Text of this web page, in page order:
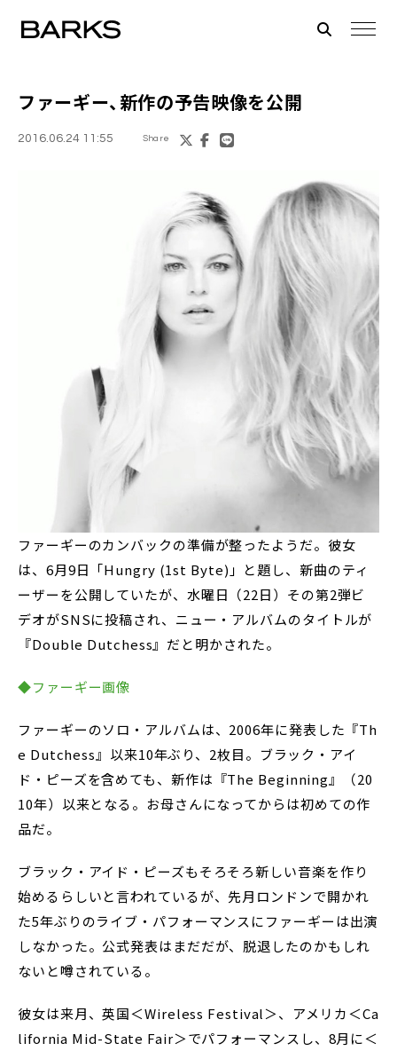
ファーギー、新作の予告映像を公開
2016.06.24 11:55 Share
ファーギーのカンバックの準備が整ったようだ。彼女
は、6月9日「Hungry (1st Byte)」と題し、新曲のティ
ーザーを公開していたが、水曜日（22日）その第2弾ビ
デオがSNSに投稿され、ニュー・アルバムのタイトルが
『Double Dutchess』だと明かされた。
◆ファーギー画像
ファーギーのソロ・アルバムは、2006年に発表した『Th
e Dutchess』以来10年ぶり、2枚目。ブラック・アイ
ド・ピーズを含めても、新作は『The Beginning』（20
10年）以来となる。お母さんになってからは初めての作
品だ。
ブラック・アイド・ピーズもそろそろ新しい音楽を作り
始めるらしいと言われているが、先月ロンドンで開かれ
た5年ぶりのライブ・パフォーマンスにファーギーは出演
しなかった。公式発表はまだだが、脱退したのかもしれ
ないと噂されている。
彼女は来月、英国＜Wireless Festival＞、アメリカ＜Ca
lifornia Mid-State Fair＞でパフォーマンスし、8月に＜